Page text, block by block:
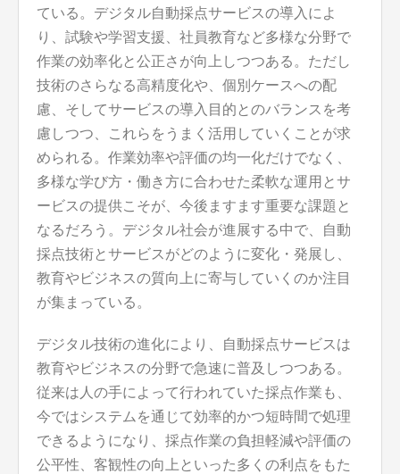
ている。デジタル自動採点サービスの導入によ
り、試験や学習支援、社員教育など多様な分野で
作業の効率化と公正さが向上しつつある。ただし
技術のさらなる高精度化や、個別ケースへの配
慮、そしてサービスの導入目的とのバランスを考
慮しつつ、これらをうまく活用していくことが求
められる。作業効率や評価の均一化だけでなく、
多様な学び方・働き方に合わせた柔軟な運用とサ
ービスの提供こそが、今後ますます重要な課題と
なるだろう。デジタル社会が進展する中で、自動
採点技術とサービスがどのように変化・発展し、
教育やビジネスの質向上に寄与していくのか注目
が集まっている。
デジタル技術の進化により、自動採点サービスは
教育やビジネスの分野で急速に普及しつつある。
従来は人の手によって行われていた採点作業も、
今ではシステムを通じて効率的かつ短時間で処理
できるようになり、採点作業の負担軽減や評価の
公平性、客観性の向上といった多くの利点をもた